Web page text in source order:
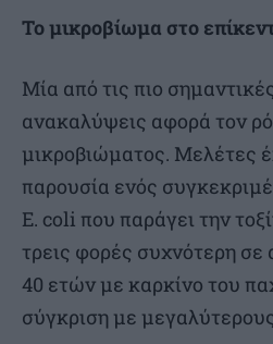
Το μικροβίωμα στο
Μία από τις πιο
ανακαλύψεις αφορά τον
μικροβιώματος. Μελέτες
παρουσία ενός
E. coli που παράγει την
τρεις φορές συχνότερη
40 ετών με καρκίνο του
σύγκριση με